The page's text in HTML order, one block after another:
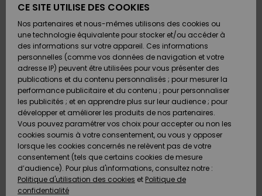
Chaussures
& Tongs
Surf
Snow
Nouveautés
Chaussures
& Tongs
Surf
Snow
Nouveautés
FEMME
A
Découvrir
Snow
SURF
Surf
Shop
Enfant
Highlights
Communauté
SNOW
Snow
Shop
Enfant
Snow
Shop
Femme
A
Découvrir
Communauté
OUTLET
Enfant
Outlet
Femme
AIDE &
CONTACT
Retours
Paiement
Carte
Cadeau
Quiksilver
Freedom
Protection
des
MAGASINS
CE SITE UTILISE DES COOKIES
Nos partenaires et nous-mêmes utilisons des cookies ou
une technologie équivalente pour stocker et/ou accéder à
des informations sur votre appareil. Ces informations
personnelles (comme vos données de navigation et votre
adresse IP) peuvent être utilisées pour vous présenter des
publications et du contenu personnalisés ; pour mesurer la
performance publicitaire et du contenu ; pour personnaliser
les publicités ; et en apprendre plus sur leur audience ; pour
développer et améliorer les produits de nos partenaires.
Vous pouvez paramétrer vos choix pour accepter ou non les
cookies soumis à votre consentement, ou vous y opposer
lorsque les cookies concernés ne relèvent pas de votre
consentement (tels que certains cookies de mesure
d’audience). Pour plus d'informations, consultez notre :
Politique d'utilisation des cookies et Politique de
confidentialité